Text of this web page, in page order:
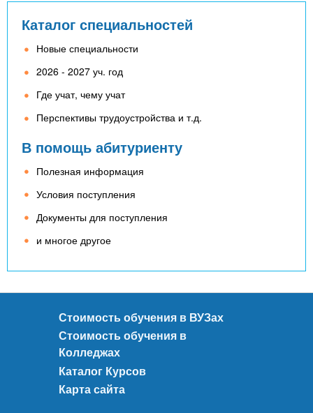
Каталог специальностей
Новые специальности
2026 - 2027 уч. год
Где учат, чему учат
Перспективы трудоустройства и т.д.
В помощь абитуриенту
Полезная информация
Условия поступления
Документы для поступления
и многое другое
Стоимость обучения в ВУЗах
Стоимость обучения в
Колледжах
Каталог Курсов
Карта сайта